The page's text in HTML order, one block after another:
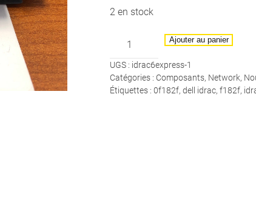
2 en stock
quantité
DELL
-
Module
Ajouter au panier
UGS : idrac6express-1
Catégories : Composants, Network,
Étiquettes : 0f182f, dell idrac, f182f,